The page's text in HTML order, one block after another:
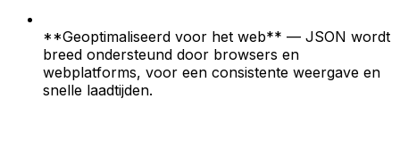
**Geoptimaliseerd voor het web** — JSON wordt
breed ondersteund door browsers en
webplatforms, voor een consistente weergave en
snelle laadtijden.